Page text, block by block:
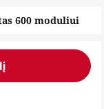
600 moduliui